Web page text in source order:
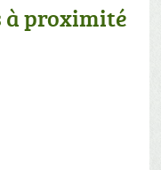
proximité